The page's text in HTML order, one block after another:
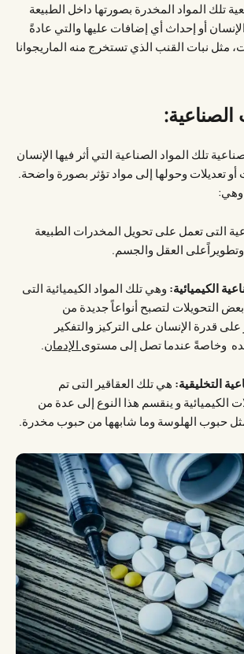
تلك المواد المخدرة بصورتها داخل الطبيعة
أو إحداث أي إضافات عليها والتي عادةً
مثل نبات القنب الذي تستخرج منه الماريجوانا
تلك المواد الصناعية التي أثر فيها الإنسان
أو تعديلات وحولها إلى مواد تؤثر بصورة واضحة.
التى تعمل على تحويل المخدرات الطبيعة
وتطويراًعلى العقل والجسم.
الكيميائية: وهي تلك المواد الكيميائية التى
التحويلات لتصبح أنواعاً جديدة من
قدرة الإنسان على التركيز والتفكير
وخاصةً عندما تصل إلى مستوى الإدمان.
التخليقية: هي تلك العقاقير التى تم
الكيميائية و ينقسم هذا النوع إلى عدة من
حبوب الهلوسة وما شابهها من حبوب مخدرة.